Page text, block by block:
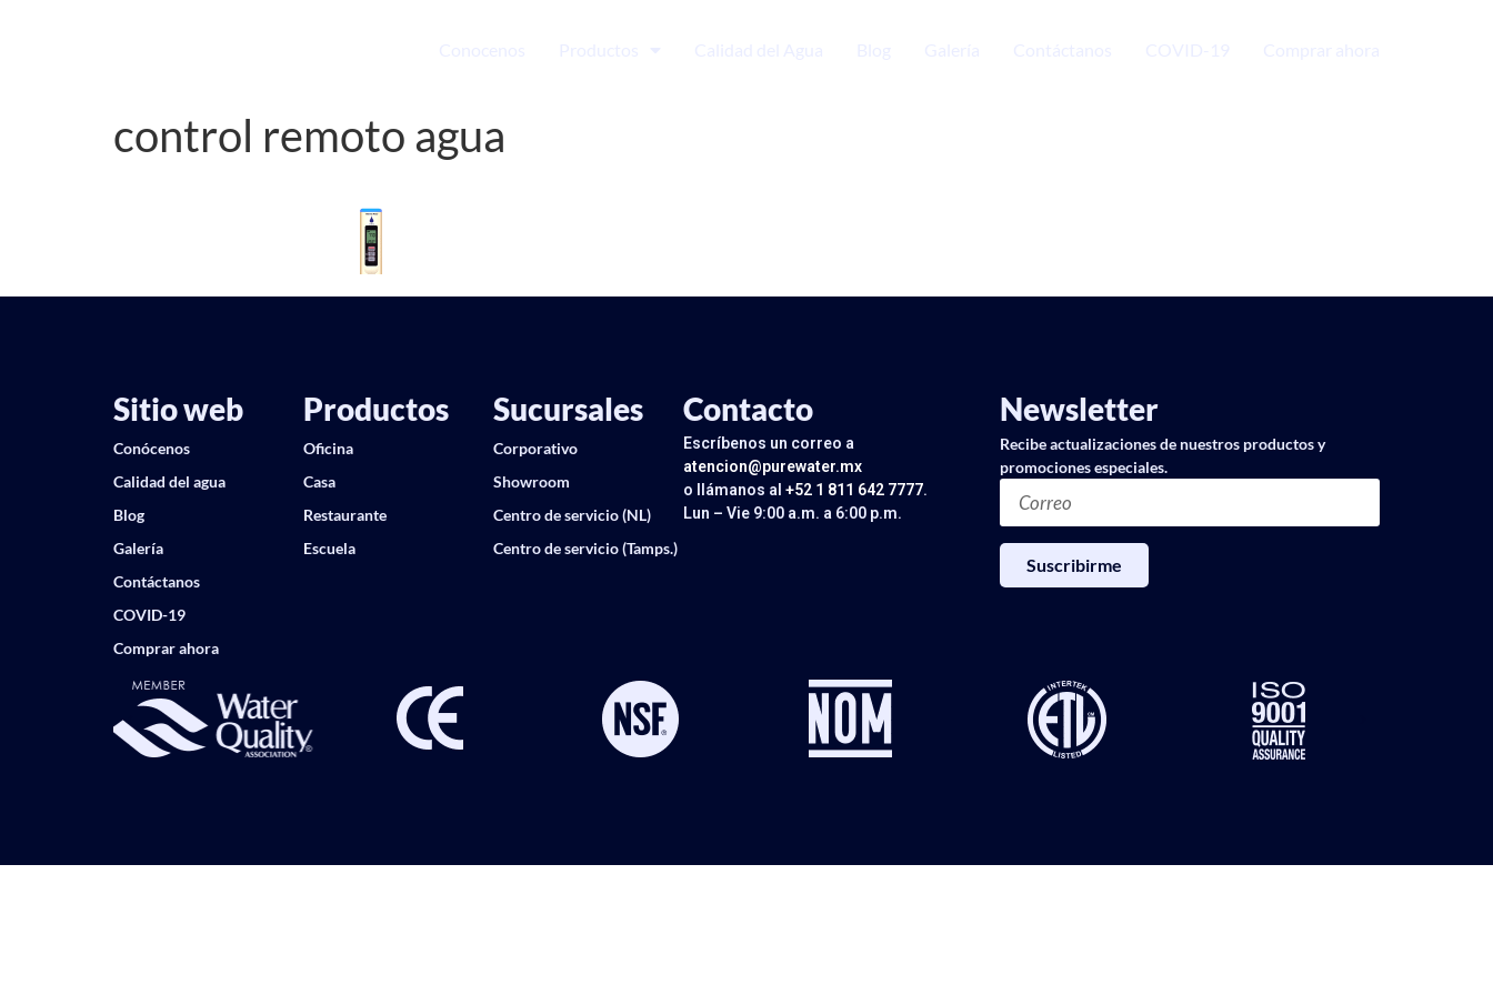
control remoto agua
Sitio web
Conócenos
Calidad del agua
Blog
Galería
Contáctanos
COVID-19
Comprar ahora
Productos
Oficina
Casa
Restaurante
Escuela
Sucursales
Corporativo
Showroom
Centro de servicio (NL)
Centro de servicio (Tamps.)
Contacto
Escríbenos un correo a
atencion@purewater.mx
o llámanos al +52 1 811 642 7777.
Lun – Vie 9:00 a.m. a 6:00 p.m.
Newsletter
Recibe actualizaciones de nuestros productos y
promociones especiales.
Suscribirme